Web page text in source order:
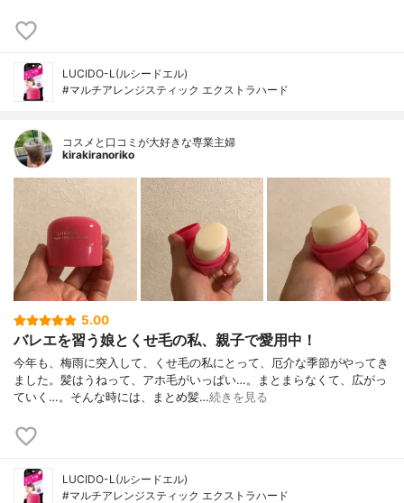
LUCIDO-L(ルシードエル)
#マルチアレンジスティック エクストラハード
コスメと口コミが大好きな専業主婦
kirakiranoriko
5.00
バレエを習う娘とくせ毛の私、親子で愛用中！
今年も、梅雨に突入して、くせ毛の私にとって、厄介な季節がやってき
ました。髪はうねって、アホ毛がいっぱい…。まとまらなくて、広がっ
ていく…。そんな時には、まとめ髪…続きを見る
LUCIDO-L(ルシードエル)
#マルチアレンジスティック エクストラハード